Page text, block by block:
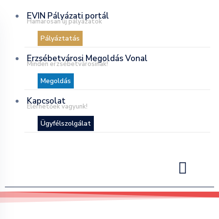
EVIN Pályázati portál
Hamarosan új pályázatok
Pályáztatás
Erzsébetvárosi Megoldás Vonal
Minden erzsébetvárosinak!
Megoldás
Kapcsolat
Elérhetőek vagyunk!
Ügyfélszolgálat